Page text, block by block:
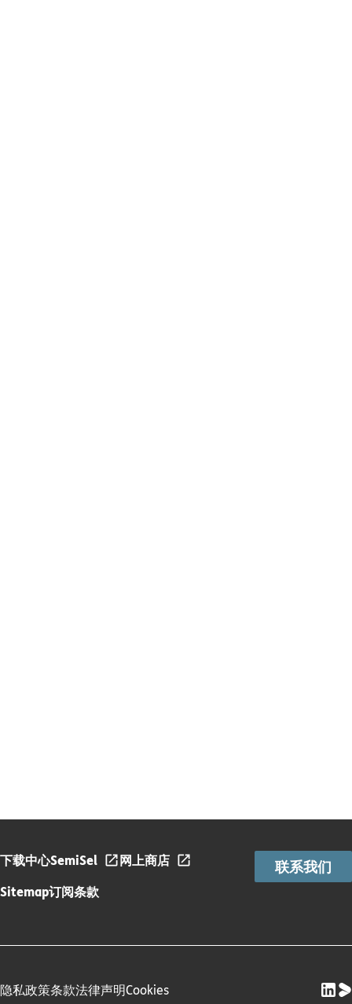
下载中心SemiSel
网上商店
Sitemap订阅条款
联系我们
隐私政策条款法律声明Cookies